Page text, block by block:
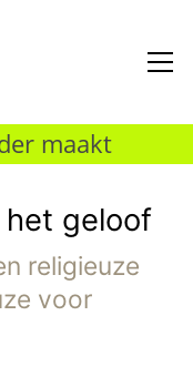
maakt
het geloof
religieuze
voor